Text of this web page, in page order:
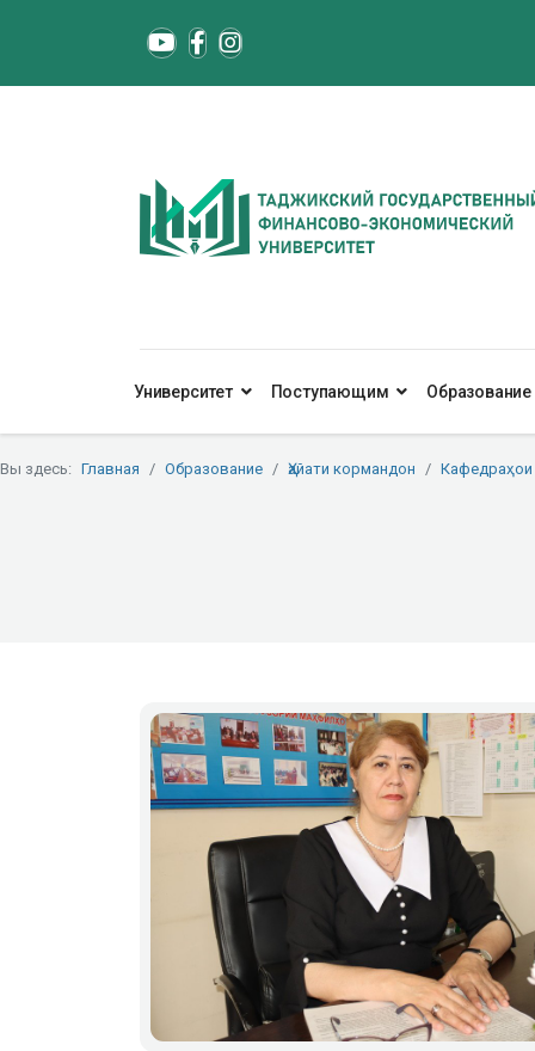
Университет Поступающим Образование
Вы здесь: Главная Образование Ҳайати кормандон